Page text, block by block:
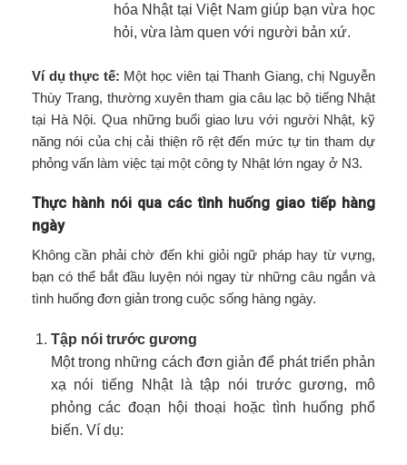
hóa Nhật tại Việt Nam giúp bạn vừa học
hỏi, vừa làm quen với người bản xứ.
Ví dụ thực tế: Một học viên tại Thanh Giang, chị Nguyễn
Thùy Trang, thường xuyên tham gia câu lạc bộ tiếng Nhật
tại Hà Nội. Qua những buổi giao lưu với người Nhật, kỹ
năng nói của chị cải thiện rõ rệt đến mức tự tin tham dự
phỏng vấn làm việc tại một công ty Nhật lớn ngay ở N3.
Thực hành nói qua các tình huống giao tiếp hàng
ngày
Không cần phải chờ đến khi giỏi ngữ pháp hay từ vựng,
bạn có thể bắt đầu luyện nói ngay từ những câu ngắn và
tình huống đơn giản trong cuộc sống hàng ngày.
Tập nói trước gương
Một trong những cách đơn giản để phát triển phản
xạ nói tiếng Nhật là tập nói trước gương, mô
phỏng các đoạn hội thoại hoặc tình huống phổ
biến. Ví dụ: